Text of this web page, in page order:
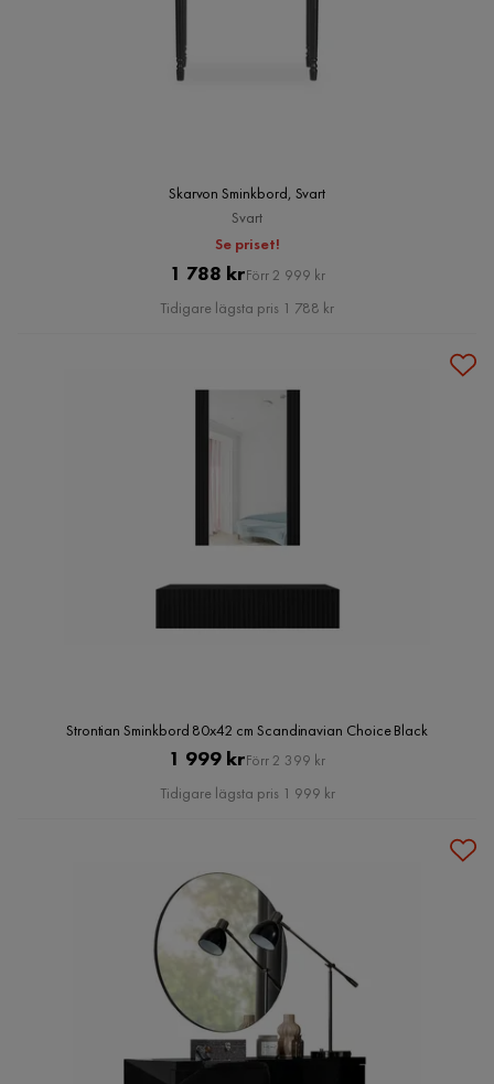
Skarvon Sminkbord, Svart
Svart
Se priset!
Pris
1 788 krOriginal
Pris
Förr 2 999 kr
Tidigare lägsta pris 1 788 kr
Strontian Sminkbord 80x42 cm Scandinavian Choice Black
Pris
1 999 krOriginal
Pris
Förr 2 399 kr
Tidigare lägsta pris 1 999 kr